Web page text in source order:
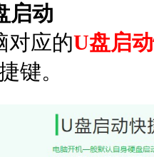
启动
对应的U盘启
键。